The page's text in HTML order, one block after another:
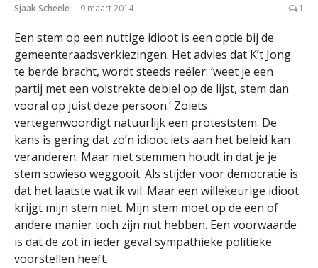
Sjaak Scheele 9 maart 2014 1
Een stem op een nuttige idioot is een optie bij de
gemeenteraadsverkiezingen. Hetadvies dat K’t Jong
te berde bracht, wordt steeds reëler: ‘weet je een
partij met een volstrekte debiel op de lijst, stem dan
vooral op juist deze persoon.’ Zoiets
vertegenwoordigt natuurlijk een proteststem. De
kans is gering dat zo’n idioot iets aan het beleid kan
veranderen. Maar niet stemmen houdt in dat je je
stem sowieso weggooit. Als stijder voor democratie is
dat het laatste wat ik wil. Maar een willekeurige idioot
krijgt mijn stem niet. Mijn stem moet op de een of
andere manier toch zijn nut hebben. Een voorwaarde
is dat de zot in ieder geval sympathieke politieke
voorstellen heeft.